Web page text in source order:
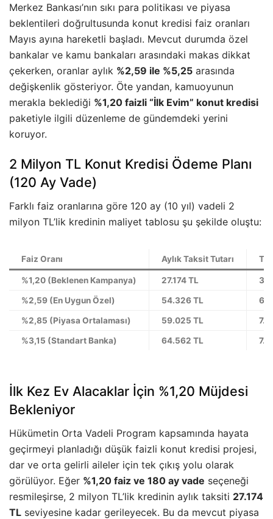
Merkez Bankası’nın sıkı para politikası ve piyasa
beklentileri doğrultusunda konut kredisi faiz oranları
Mayıs ayına hareketli başladı. Mevcut durumda özel
bankalar ve kamu bankaları arasındaki makas dikkat
çekerken, oranlar aylık %2,59 ile %5,25 arasında
değişkenlik gösteriyor. Öte yandan, kamuoyunun
merakla beklediği %1,20 faizli “İlk Evim” konut kredisi
paketiyle ilgili düzenleme de gündemdeki yerini
koruyor.
2 Milyon TL Konut Kredisi Ödeme Planı
(120 Ay Vade)
Farklı faiz oranlarına göre 120 ay (10 yıl) vadeli 2
milyon TL’lik kredinin maliyet tablosu şu şekilde oluştu:
Faiz Oranı Aylık Taksit Tutarı
%1,20 (Beklenen Kampanya) 27.174 TL
%2,59 (En Uygun Özel) 54.326 TL
%2,85 (Piyasa Ortalaması) 59.025 TL
%3,15 (Standart Banka) 64.562 TL
İlk Kez Ev Alacaklar İçin %1,20 Müjdesi
Bekleniyor
Hükümetin Orta Vadeli Program kapsamında hayata
geçirmeyi planladığı düşük faizli konut kredisi projesi,
dar ve orta gelirli aileler için tek çıkış yolu olarak
görülüyor. Eğer %1,20 faiz ve 180 ay vade seçeneği
resmileşirse, 2 milyon TL’lik kredinin aylık taksiti 27.174
TL seviyesine kadar gerileyecek. Bu da mevcut piyasa